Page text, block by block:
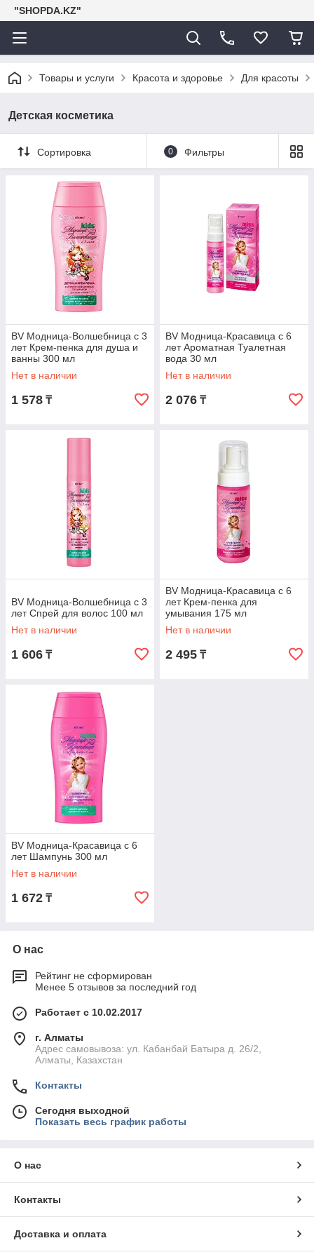
"SHOPDA.KZ"
Товары и услуги Красота и здоровье Для красоты
Детская косметика
Сортировка 0 Фильтры
BV Модница-Волшебница с 3
лет Крем-пенка для душа и
ванны 300 мл
Нет в наличии
1 578 ₸
BV Модница-Красавица с 6
лет Ароматная Туалетная
вода 30 мл
Нет в наличии
2 076 ₸
BV Модница-Волшебница с 3
лет Спрей для волос 100 мл
Нет в наличии
1 606 ₸
BV Модница-Красавица с 6
лет Крем-пенка для
умывания 175 мл
Нет в наличии
2 495 ₸
BV Модница-Красавица с 6
лет Шампунь 300 мл
Нет в наличии
1 672 ₸
О нас
Рейтинг не сформирован
Менее 5 отзывов за последний год
Работает с 10.02.2017
г. Алматы
Адрес самовывоза: ул. Кабанбай Батыра д. 26/2,
Алматы, Казахстан
Контакты
Сегодня выходной
Показать весь график работы
О нас
Контакты
Доставка и оплата